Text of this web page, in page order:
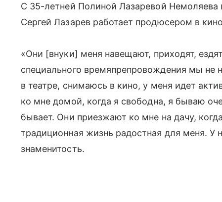
C 35-летней Полиной Лазаревой Немоляева
Сергей Лазарев работает продюсером в
«Они [внуки] меня навещают, приходят,
специального времяпрепровождения мы
в театре, снимаюсь в кино, у меня идет
ко мне домой, когда я свободна, я бываю
бывает. Они приезжают ко мне на дачу,
традиционная жизнь радостная для меня.
знаменитость.